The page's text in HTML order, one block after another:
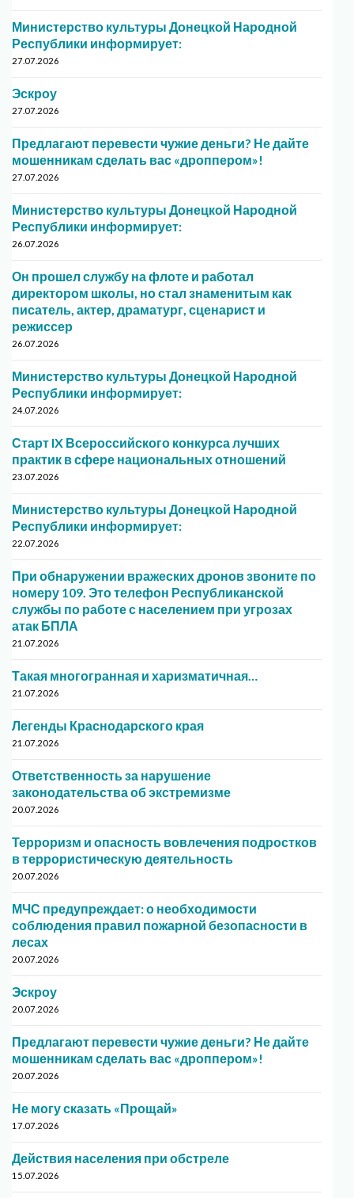
Министерство культуры Донецкой Народной
Республики информирует:
27.07.2026
Эскроу
27.07.2026
Предлагают перевести чужие деньги? Не дайте
мошенникам сделать вас «дроппером»!
27.07.2026
Министерство культуры Донецкой Народной
Республики информирует:
26.07.2026
Он прошел службу на флоте и работал
директором школы, но стал знаменитым как
писатель, актер, драматург, сценарист и
режиссер
26.07.2026
Министерство культуры Донецкой Народной
Республики информирует:
24.07.2026
Старт IX Всероссийского конкурса лучших
практик в сфере национальных отношений
23.07.2026
Министерство культуры Донецкой Народной
Республики информирует:
22.07.2026
При обнаружении вражеских дронов звоните по
номеру 109. Это телефон Республиканской
службы по работе с населением при угрозах
атак БПЛА
21.07.2026
Такая многогранная и харизматичная…
21.07.2026
Легенды Краснодарского края
21.07.2026
Ответственность за нарушение
законодательства об экстремизме
20.07.2026
Терроризм и опасность вовлечения подростков
в террористическую деятельность
20.07.2026
МЧС предупреждает: о необходимости
соблюдения правил пожарной безопасности в
лесах
20.07.2026
Эскроу
20.07.2026
Предлагают перевести чужие деньги? Не дайте
мошенникам сделать вас «дроппером»!
20.07.2026
Не могу сказать «Прощай»
17.07.2026
Действия населения при обстреле
15.07.2026